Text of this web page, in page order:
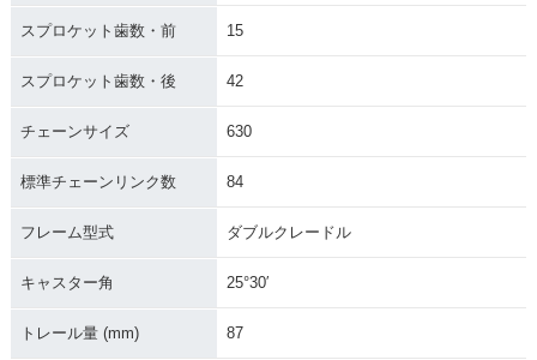
スプロケット歯数・前 15
スプロケット歯数・後 42
チェーンサイズ 630
標準チェーンリンク数 84
フレーム型式 ダブルクレードル
キャスター角 25°30′
トレール量 (mm) 87